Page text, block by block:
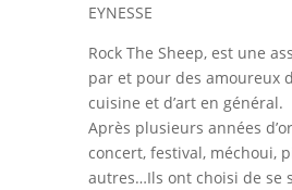
EYNESSE
Rock The Sheep, est une
par et pour des amoureux
cuisine et d’art en général.
Après plusieurs années
concert, festival, méchoui,
autres…Ils ont choisi de se